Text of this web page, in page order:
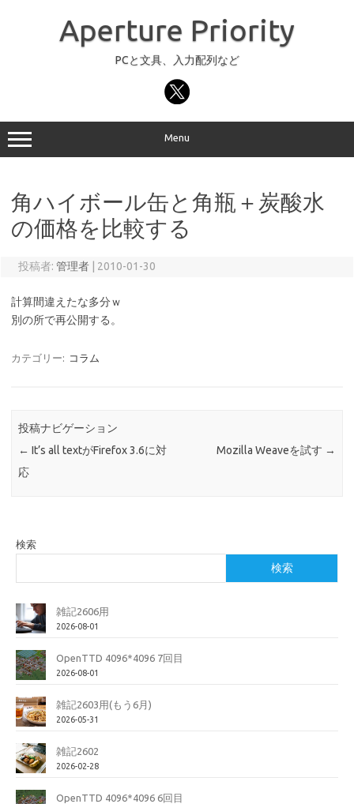
Aperture Priority
PCと文具、入力配列など
Menu
角ハイボール缶と角瓶＋炭酸水
の価格を比較する
投稿者: 管理者 2010-01-30
計算間違えたな多分ｗ
別の所で再公開する。
カテゴリー: コラム
投稿ナビゲーション
← It’s all textがFirefox 3.6に対
応
Mozilla Weaveを試す →
検索
検索
雑記2606用
2026-08-01
OpenTTD 4096*4096 7回目
2026-08-01
雑記2603用(もう6月)
2026-05-31
雑記2602
2026-02-28
OpenTTD 4096*4096 6回目